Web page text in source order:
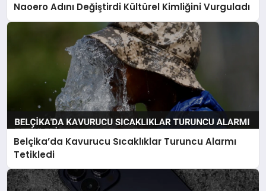
Naoero Adını Değiştirdi Kültürel Kimliğini Vurguladı
Belçika’da Kavurucu Sıcaklıklar Turuncu Alarmı
Tetikledi